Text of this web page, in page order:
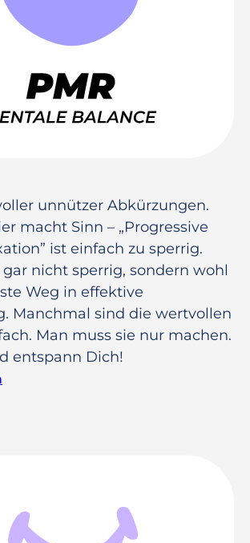
unnützer Abkürzungen.
macht Sinn – „Progressive
ist einfach zu sperrig.
gar nicht sperrig, sondern wohl
Weg in effektive
Manchmal sind die wertvollen
Man muss sie nur machen.
entspann Dich!